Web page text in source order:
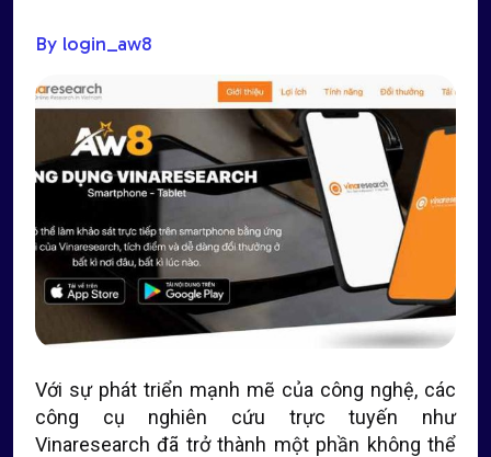
By login_aw8
Với sự phát triển mạnh mẽ của công nghệ, các
công cụ nghiên cứu trực tuyến như
Vinaresearch đã trở thành một phần không thể